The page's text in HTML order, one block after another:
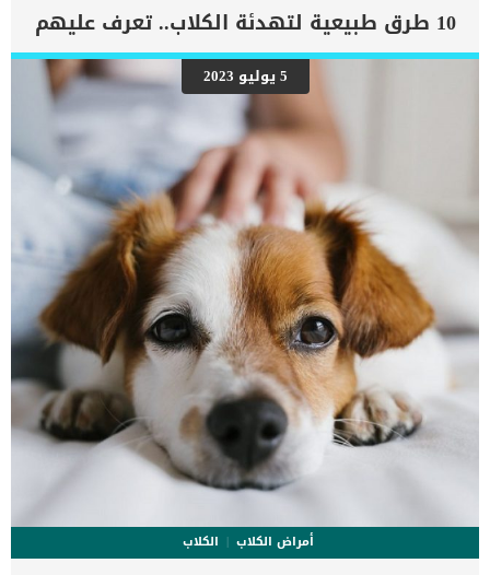
شامل” فى جميع الاحوال انت بحاجة الى تحديد موعد مع الطبيب البيطرى
للاطمئنان على صحة قطتك. من المحتمل ان يكون التورم ناتج عن اصابة
ومن المحتمل ان يكون ناتج عن حالة مرضية تصيب احد الاعضاء الداخلية فى
جسم القطة. بم تفسر تورم الساق عند القطط ؟ _امراض القلب يمكن أن
يتباطأ التدفق الطبيعي للدم بسبب أمراض القلب ، مما يؤدي إلى تسرب
السوائل من الأوعية الدموية وتورم الأنسجة. _أمراض الكبد يصنع الكبد
الألبومين (نوع من البروتين) الذي يساعد على إبقاء السوائل في الأوعية
الدموية. _كما قد تفقد القطط المصابة […]
10 طرق طبيعية لتهدئة الكلاب.. تعرف عليهم
5 يوليو 2023
أمراض الكلاب
الكلاب